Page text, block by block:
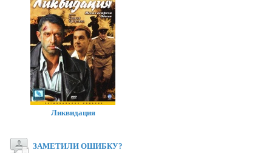
Ликвидация
ЗАМЕТИЛИ ОШИБКУ?